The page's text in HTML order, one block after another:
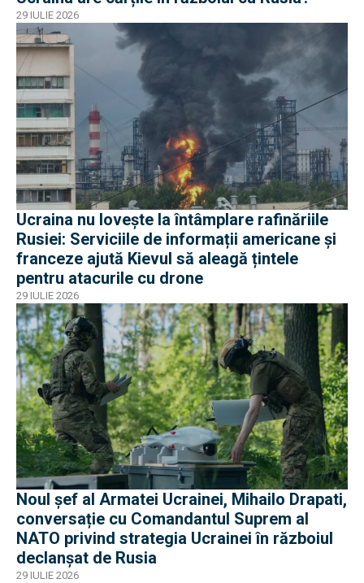
29 IULIE 2026
Ucraina nu lovește la întâmplare rafinăriile
Rusiei: Serviciile de informații americane și
franceze ajută Kievul să aleagă țintele
pentru atacurile cu drone
29 IULIE 2026
Noul șef al Armatei Ucrainei, Mihailo Drapati,
conversație cu Comandantul Suprem al
NATO privind strategia Ucrainei în războiul
declanșat de Rusia
29 IULIE 2026